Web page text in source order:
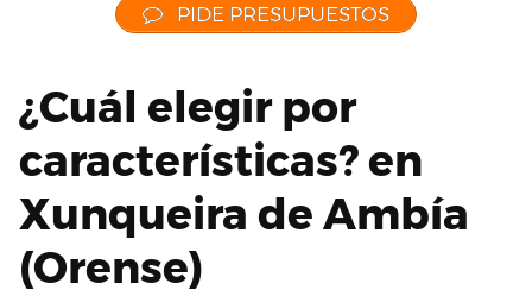
PIDE PRESUPUESTOS
¿Cuál elegir por
características? en
Xunqueira de Ambía
(Orense)